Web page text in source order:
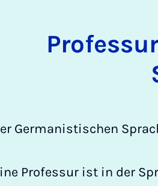
Germanistischen
Professur ist in der